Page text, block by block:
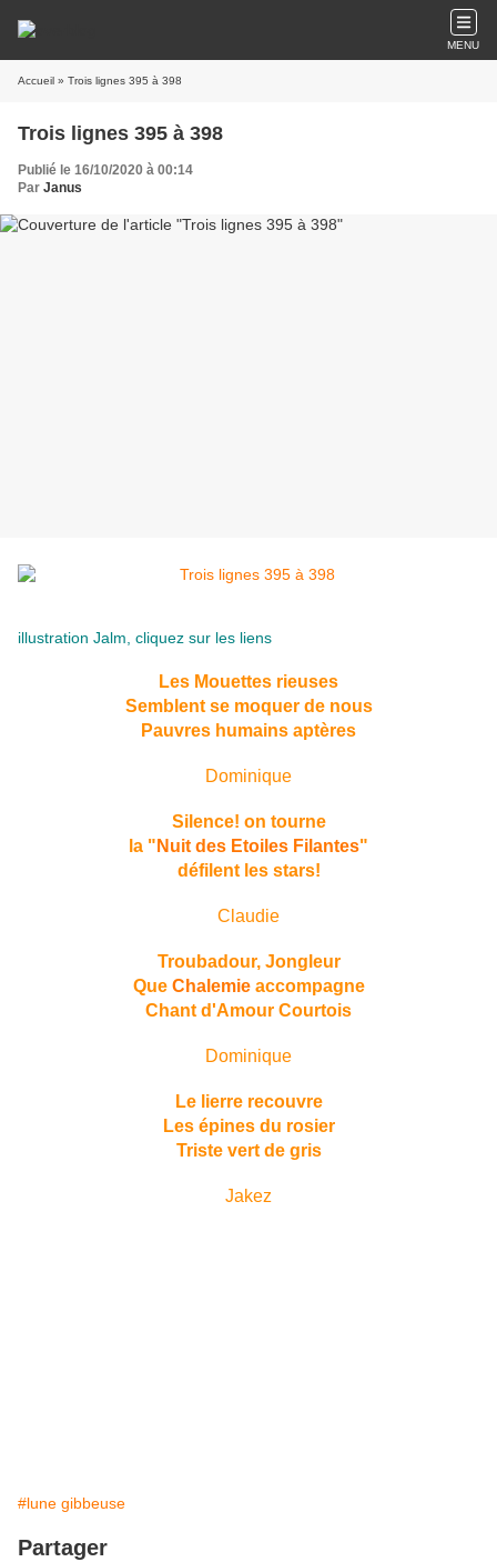
MENU
Accueil » Trois lignes 395 à 398
Trois lignes 395 à 398
Publié le 16/10/2020 à 00:14
Par Janus
illustration Jalm, cliquez sur les liens
Les Mouettes rieuses
Semblent se moquer de nous
Pauvres humains aptères
Dominique
Silence! on tourne
la " Nuit des Etoiles Filantes"
défilent les stars!
Claudie
Troubadour, Jongleur
Que Chalemieaccompagne
Chant d'Amour Courtois
Dominique
Le lierre recouvre
Les épines du rosier
Triste vert de gris
Jakez
#lune gibbeuse
Partager